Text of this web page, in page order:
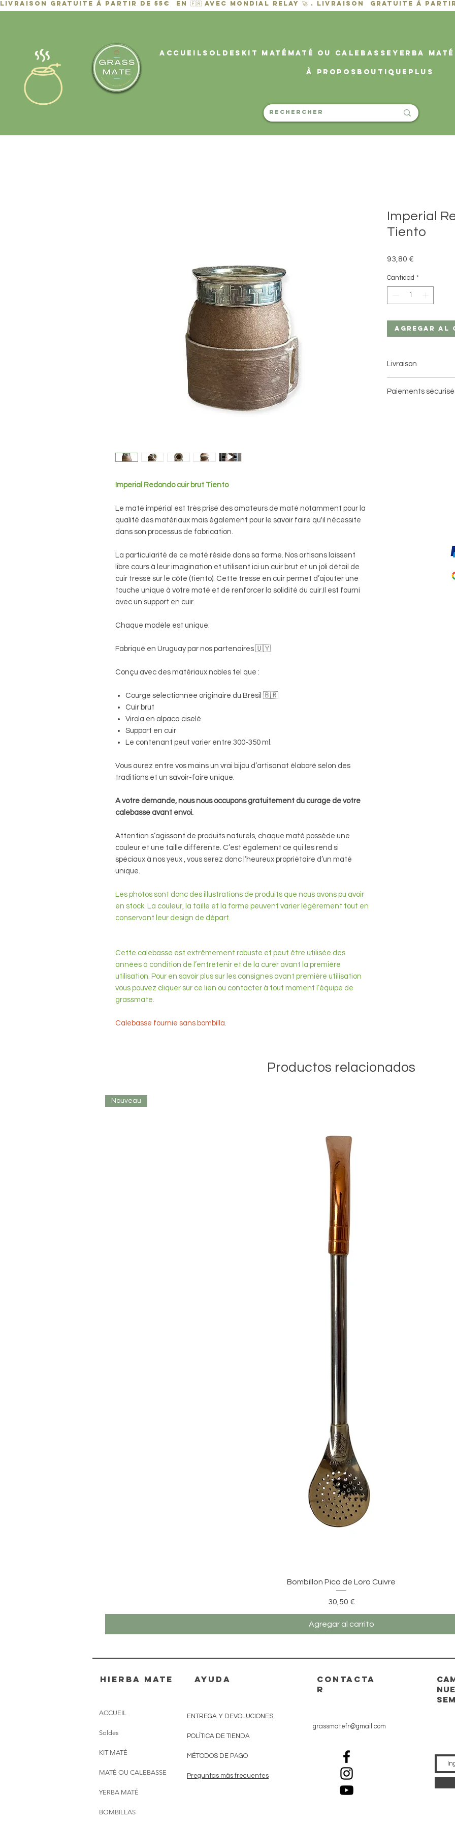
ACCUEIL Soldes KIT MATÉ MATÉ OU CALEBASSE YERBA MATÉ
À propos Boutique PLUS
Imperial Redondo cuir brut Tiento
Le maté impérial est très prisé des amateurs de maté notamment pour la
qualité des matériaux mais également pour le savoir faire qu'il nécessite
dans son processus de fabrication.
La particularité de ce maté réside dans sa forme. Nos artisans laissent
libre cours à leur imagination et utilisent ici un cuir brut et un joli détail de
cuir tressé sur le côté (tiento). Cette tresse en cuir permet d’ajouter une
touche unique à votre maté et de renforcer la solidité du cuir.Il est fourni
avec un support en cuir.
Chaque modèle est unique.
Fabriqué en Uruguay par nos partenaires 🇺🇾
Conçu avec des matériaux nobles tel que :
Courge sélectionnée originaire du Brésil 🇧🇷
Cuir brut
Virola en alpaca ciselé
Support en cuir
Le contenant peut varier entre 300-350 ml.
Vous aurez entre vos mains un vrai bijou d’artisanat élaboré selon des
traditions et un savoir-faire unique.
A votre demande, nous nous occupons gratuitement du curage de votre
calebasse avant envoi.
Attention s’agissant de produits naturels, chaque maté possède une
couleur et une taille différente. C’est également ce qui les rend si
spéciaux à nos yeux , vous serez donc l’heureux propriétaire d’un maté
unique.
Les photos sont donc des illustrations de produits que nous avons pu avoir
en stock. La couleur, la taille et la forme peuvent varier légèrement tout en
conservant leur design de départ.
Cette calebasse est extrêmement robuste et peut être utilisée des
années à condition de l’entretenir et de la curer avant la première
utilisation. Pour en savoir plus sur les consignes avant première utilisation
vous pouvez cliquer sur ce lien ou contacter à tout moment l’équipe de
grassmate.
Calebasse fournie sans bombilla.
Imperial
Tiento
93,80 €
Cantidad *
Agregar al
Livraison
Livraison en
Paiements
Productos relacionados
Vista rápida
Nouveau
Bombillon Pico de Loro Cuivre
Precio
30,50 €
Agregar al carrito
Hierba mate
ACCUEIL
Soldes
KIT MATÉ
MATÉ OU CALEBASSE
YERBA MATÉ
BOMBILLAS
AYUDA
ENTREGA Y DEVOLUCIONES
POLÍTICA DE TIENDA
MÉTODOS DE PAGO
Preguntas más frecuentes
CONTACTA
R
grassmatefr@gmail.com